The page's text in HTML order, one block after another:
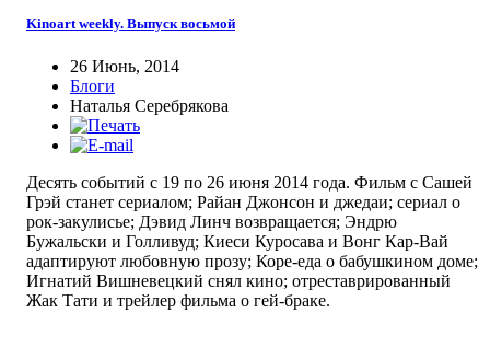
Kinoart weekly. Выпуск восьмой
26 Июнь, 2014
Блоги
Наталья Серебрякова
Десять событий с 19 по 26 июня 2014 года. Фильм с Сашей
Грэй станет сериалом; Райан Джонсон и джедаи; сериал о
рок-закулисье; Дэвид Линч возвращается; Эндрю
Бужальски и Голливуд; Киеси Куросава и Вонг Кар-Вай
адаптируют любовную прозу; Коре-еда о бабушкином доме;
Игнатий Вишневецкий снял кино; отреставрированный
Жак Тати и трейлер фильма о гей-браке.